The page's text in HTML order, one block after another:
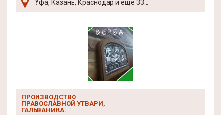
Уфа, Казань, Краснодар и еще 33...
ПРОИЗВОДСТВО
ПРАВОСЛАВНОЙ УТВАРИ,
ГАЛЬВАНИКА.